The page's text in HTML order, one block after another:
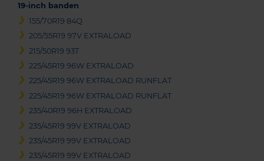
19-inch banden
155/70R19 84Q
205/55R19 97V EXTRALOAD
215/50R19 93T
225/45R19 96W EXTRALOAD
225/45R19 96W EXTRALOAD RUNFLAT
225/45R19 96W EXTRALOAD RUNFLAT
235/40R19 96H EXTRALOAD
235/45R19 99V EXTRALOAD
235/45R19 99V EXTRALOAD
235/45R19 99V EXTRALOAD